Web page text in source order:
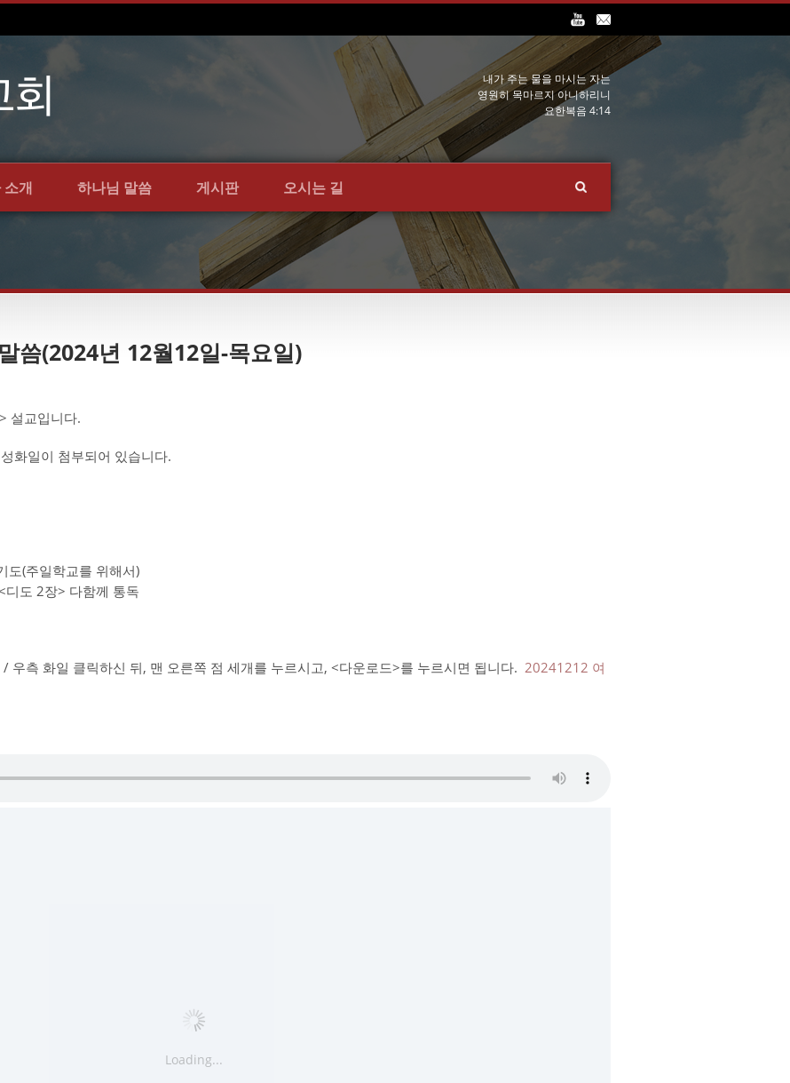
내가 주는 물을 마시는 자는
영원히 목마르지 아니하리니
요한복음 4:14
소개 하나님 말씀 게시판 오시는 길
씀(2024년 12월12일-목요일)
설교입니다.
화일이 첨부되어 있습니다.
도(주일학교를 위해서)
도 2장> 다함께 통독
우측 화일 클릭하신 뒤, 맨 오른쪽 점 세개를 누르시고, <다운로드>를 누르시면 됩니다. 20241212 여
Loading...